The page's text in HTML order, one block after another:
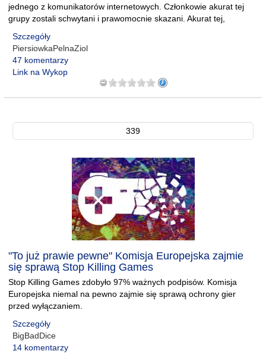
jednego z komunikatorów internetowych. Członkowie akurat tej
grupy zostali schwytani i prawomocnie skazani. Akurat tej,
Szczegóły
PiersiowkaPelnaZiol
47 komentarzy
Link na Wykop
339
"To już prawie pewne" Komisja Europejska zajmie
się sprawą Stop Killing Games
Stop Killing Games zdobyło 97% ważnych podpisów. Komisja
Europejska niemal na pewno zajmie się sprawą ochrony gier
przed wyłączaniem.
Szczegóły
BigBadDice
14 komentarzy